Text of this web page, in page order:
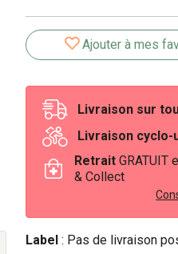
Ajouter à mes
Livraison sur
Livraison cyclo-
RetraitGRATUIT
& Collect
Label : Pas de livraison